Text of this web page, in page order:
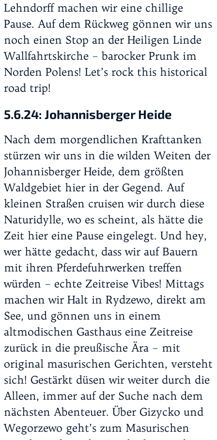
Lehndorff machen wir eine chillige
Pause. Auf dem Rückweg gönnen wir uns
noch einen Stop an der Heiligen Linde
Wallfahrtskirche – barocker Prunk im
Norden Polens! Let’s rock this historical
road trip!
5.6.24: Johannisberger Heide
Nach dem morgendlichen Krafttanken
stürzen wir uns in die wilden Weiten der
Johannisberger Heide, dem größten
Waldgebiet hier in der Gegend. Auf
kleinen Straßen cruisen wir durch diese
Naturidylle, wo es scheint, als hätte die
Zeit hier eine Pause eingelegt. Und hey,
wer hätte gedacht, dass wir auf Bauern
mit ihren Pferdefuhrwerken treffen
würden – echte Zeitreise Vibes! Mittags
machen wir Halt in Rydzewo, direkt am
See, und gönnen uns in einem
altmodischen Gasthaus eine Zeitreise
zurück in die preußische Ära – mit
original masurischen Gerichten, versteht
sich! Gestärkt düsen wir weiter durch die
Alleen, immer auf der Suche nach dem
nächsten Abenteuer. Über Gizycko und
Wegorzewo geht’s zum Masurischen